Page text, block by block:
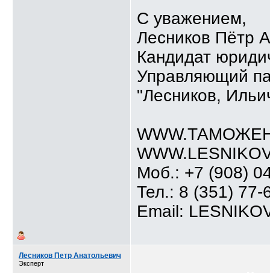
С уважением,
Лесников Пётр
Кандидат
Управляющий
"Лесников,
Моб.: +7 (908)
Тел.: 8 (351) 77-
Email:
Лесников Петр Анатольевич
Эксперт